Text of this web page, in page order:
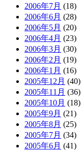
2006年7月 (18)
2006年6月 (28)
2006年5月 (20)
2006年4月 (23)
2006年3月 (30)
2006年2月 (19)
2006年1月 (16)
2005年12月 (40)
2005年11月 (36)
2005年10月 (18)
2005年9月 (21)
2005年8月 (25)
2005年7月 (34)
2005年6月 (41)